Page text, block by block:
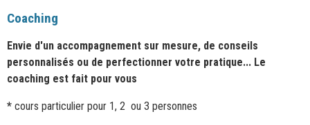
Coaching
Envie d'un accompagnement sur mesure, de conseils
personnalisés ou de perfectionner votre pratique... Le
coaching est fait pour vous
* cours particulier pour 1, 2 ou 3 personnes